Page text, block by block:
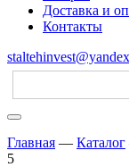
Доставка и
Контакты
Главная — Каталог
5